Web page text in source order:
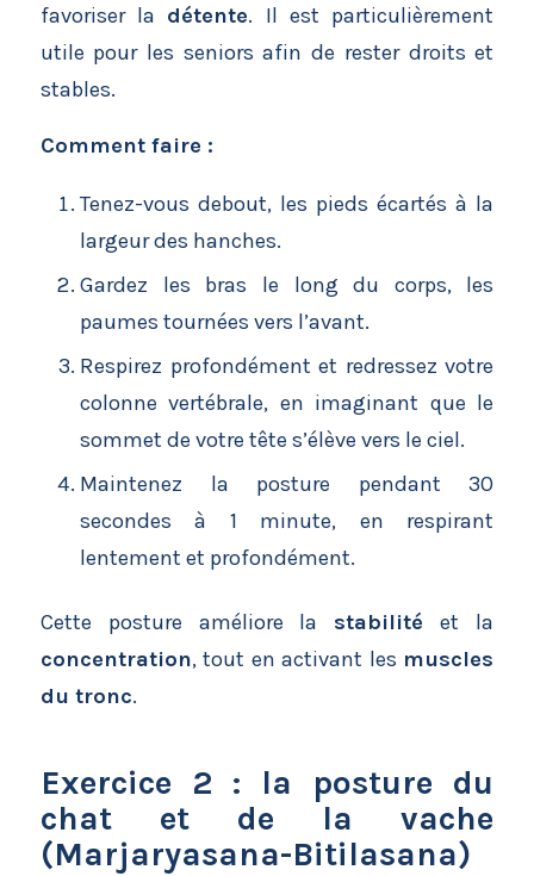
favoriser la détente. Il est particulièrement
utile pour les seniors afin de rester droits et
stables.
Comment faire :
Tenez-vous debout, les pieds écartés à la
largeur des hanches.
Gardez les bras le long du corps, les
paumes tournées vers l’avant.
Respirez profondément et redressez votre
colonne vertébrale, en imaginant que le
sommet de votre tête s’élève vers le ciel.
Maintenez la posture pendant 30
secondes à 1 minute, en respirant
lentement et profondément.
Cette posture améliore la stabilité et la
concentration, tout en activant les muscles
du tronc.
Exercice 2 : la posture du
chat et de la vache
(Marjaryasana-Bitilasana)